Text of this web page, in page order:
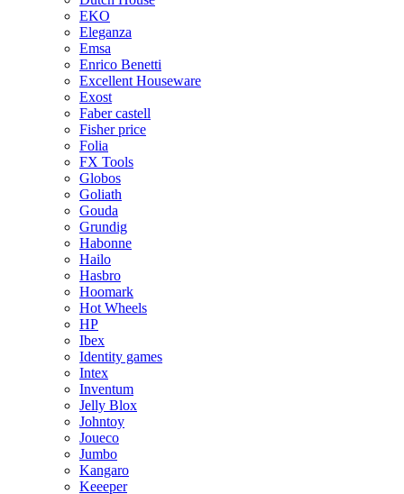
EKO
Eleganza
Emsa
Enrico Benetti
Excellent Houseware
Exost
Faber castell
Fisher price
Folia
FX Tools
Globos
Goliath
Gouda
Grundig
Habonne
Hailo
Hasbro
Hoomark
Hot Wheels
HP
Ibex
Identity games
Intex
Inventum
Jelly Blox
Johntoy
Joueco
Jumbo
Kangaro
Keeeper